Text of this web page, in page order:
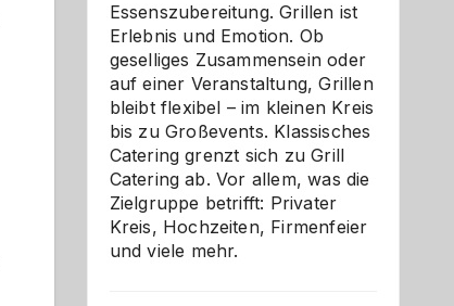
Essenszubereitung. Grillen ist
Erlebnis und Emotion. Ob
geselliges Zusammensein oder
auf einer Veranstaltung, Grillen
bleibt flexibel – im kleinen Kreis
bis zu Großevents. Klassisches
Catering grenzt sich zu Grill
Catering ab. Vor allem, was die
Zielgruppe betrifft: Privater
Kreis, Hochzeiten, Firmenfeier
und viele mehr.